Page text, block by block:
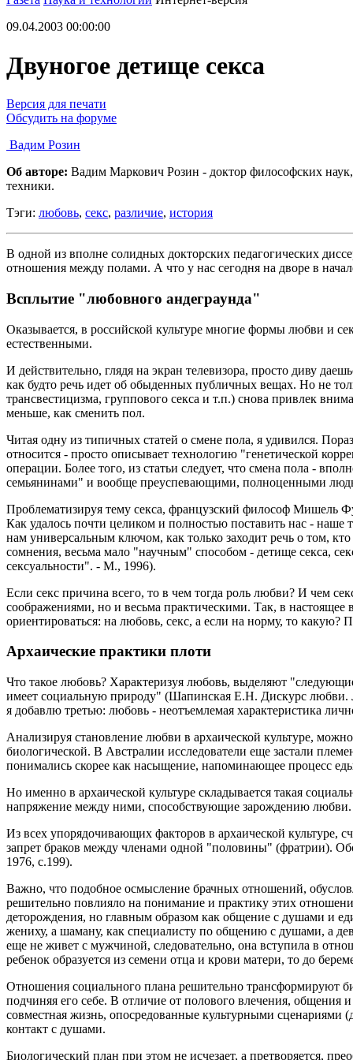
09.04.2003 00:00:00
Двуногое детище секса
Версия для печати
Обсудить на форуме
Вадим Розин
Об авторе: Вадим Маркович Розин - доктор философских
техники.
Тэги: любовь, секс, различие, история
В одной из вполне солидных докторских педагогических
отношения между полами. А что у нас сегодня на дворе в
Всплытие "любовного андеграунда"
Оказывается, в российской культуре многие формы любви и
естественными.
И действительно, глядя на экран телевизора, просто диву
как будто речь идет об обыденных публичных вещах. Но не
трансвестицизма, группового секса и т.п.) снова привлек
меньше, как сменить пол.
Читая одну из типичных статей о смене пола, я удивился.
относится - просто описывает технологию "генетической
операции. Более того, из статьи следует, что смена пола -
семьянинами" и вообще преуспевающими, полноценными
Проблематизируя тему секса, французский философ Мишель
Как удалось почти целиком и полностью поставить нас -
нам универсальным ключом, как только заходит речь о том,
сомнения, весьма мало "научным" способом - детище секса,
сексуальности". - М., 1996).
Если секс причина всего, то в чем тогда роль любви? И чем
соображениями, но и весьма практическими. Так, в
ориентироваться: на любовь, секс, а если на норму, то
Архаические практики плоти
Что такое любовь? Характеризуя любовь, выделяют
имеет социальную природу" (Шапинская Е.Н. Дискурс любви.
я добавлю третью: любовь - неотъемлемая характеристика
Анализируя становление любви в архаической культуре,
биологической. В Австралии исследователи еще застали
понимались скорее как насыщение, напоминающее процесс
Но именно в архаической культуре складывается такая
напряжение между ними, способствующие зарождению любви.
Из всех упорядочивающих факторов в архаической культуре,
запрет браков между членами одной "половины" (фратрии).
1976, c.199).
Важно, что подобное осмысление брачных отношений,
решительно повлияло на понимание и практику этих
деторождения, но главным образом как общение с душами и
жениху, а шаману, как специалисту по общению с душами, а
еще не живет с мужчиной, следовательно, она вступила в
ребенок образуется из семени отца и крови матери, то до
Отношения социального плана решительно трансформируют
подчиняя его себе. В отличие от полового влечения,
совместная жизнь, опосредованные культурными сценариями
контакт с душами.
Биологический план при этом не исчезает, а претворяется,